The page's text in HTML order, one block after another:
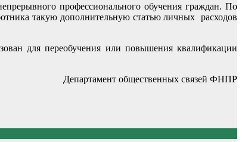
профессионального обучения граждан. По
такую дополнительную статью личных расходов
для переобучения или повышения квалификации
Департамент общественных связей ФНПР